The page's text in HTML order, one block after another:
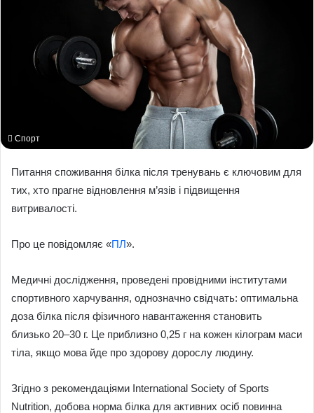
Спорт
Питання споживання білка після тренувань є ключовим для
тих, хто прагне відновлення м’язів і підвищення
витривалості.
Про це повідомляє «ПЛ».
Медичні дослідження, проведені провідними інститутами
спортивного харчування, однозначно свідчать: оптимальна
доза білка після фізичного навантаження становить
близько 20–30 г. Це приблизно 0,25 г на кожен кілограм маси
тіла, якщо мова йде про здорову дорослу людину.
Згідно з рекомендаціями International Society of Sports
Nutrition, добова норма білка для активних осіб повинна